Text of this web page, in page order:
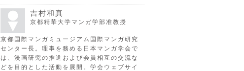
吉村和真
京都精華大学マンガ学部准教授
京都国際マンガミュージアム国際マンガ研究
センター長。理事を務める日本マンガ学会で
は、漫画研究の推進および会員相互の交流な
どを目的とした活動を展開。学会ウェブサイ